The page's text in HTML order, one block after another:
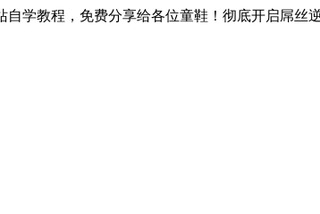
学教程，免费分享给各位童鞋！彻底开启屌丝